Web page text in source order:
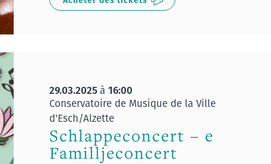
29.03.2025à 16:00
Conservatoire de Musique de la Ville
d'Esch/Alzette
Schlappeconcert – e
Familljeconcert